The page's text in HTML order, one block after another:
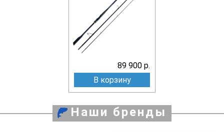
89 900 р.
В корзину
Наши бренды